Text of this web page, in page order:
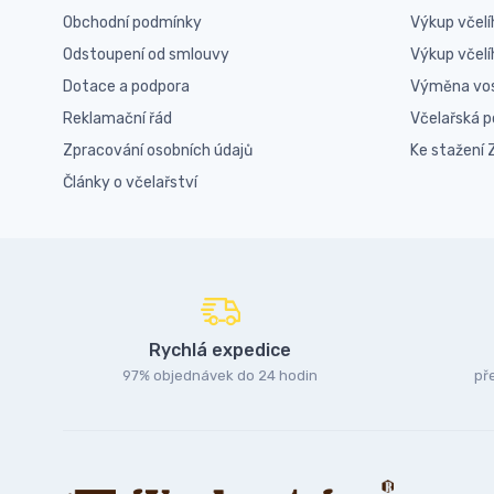
Obchodní podmínky
Odstoupení od smlouvy
Dotace a podpora
Reklamační řád
Zpracování osobních údajů
Články o včelařství
Výkup
Výkup
Výměna
Včelařská
Ke stažení
Rychlá expedice
97% objednávek do 24 hodin